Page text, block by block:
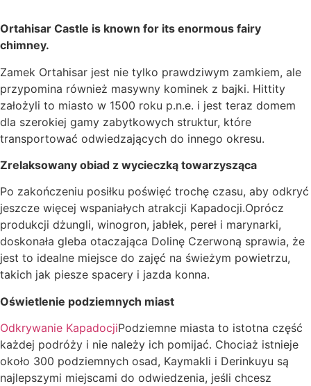
Ortahisar Castle is known for its enormous fairy
chimney.
Zamek Ortahisar jest nie tylko prawdziwym zamkiem, ale
przypomina również masywny kominek z bajki. Hittity
założyli to miasto w 1500 roku p.n.e. i jest teraz domem
dla szerokiej gamy zabytkowych struktur, które
transportować odwiedzających do innego okresu.
Zrelaksowany obiad z wycieczką towarzysząca
Po zakończeniu posiłku poświęć trochę czasu, aby odkryć
jeszcze więcej wspaniałych atrakcji Kapadocji.Oprócz
produkcji dżungli, winogron, jabłek, pereł i marynarki,
doskonała gleba otaczająca Dolinę Czerwoną sprawia, że
jest to idealne miejsce do zajęć na świeżym powietrzu,
takich jak piesze spacery i jazda konna.
Oświetlenie podziemnych miast
Odkrywanie KapadocjiPodziemne miasta to istotna część
każdej podróży i nie należy ich pomijać. Chociaż istnieje
około 300 podziemnych osad, Kaymakli i Derinkuyu są
najlepszymi miejscami do odwiedzenia, jeśli chcesz